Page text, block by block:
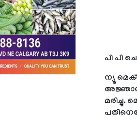
പി പി
ന്യൂ
അജ്ഞാത
മരിച്ചു.